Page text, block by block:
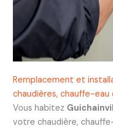
Remplacement et
chaudières, chauffe-eau
Vous habitez
votre chaudière,